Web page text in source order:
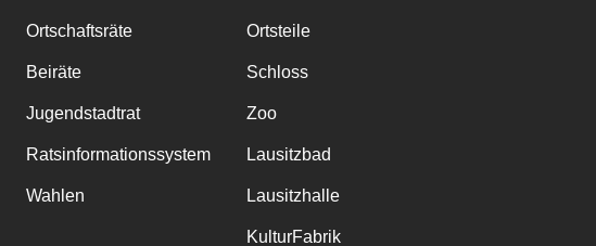
Ortschaftsräte
Beiräte
Jugendstadtrat
Ratsinformationssystem
Wahlen
Ortsteile
Schloss
Zoo
Lausitzbad
Lausitzhalle
KulturFabrik